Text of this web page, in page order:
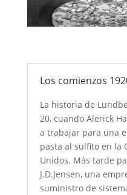
Los comienzos
La historia de
20, cuando Alerick
a trabajar para una
pasta al sulfito en la
Unidos. Más tarde
J.D.Jensen, una
suministro de